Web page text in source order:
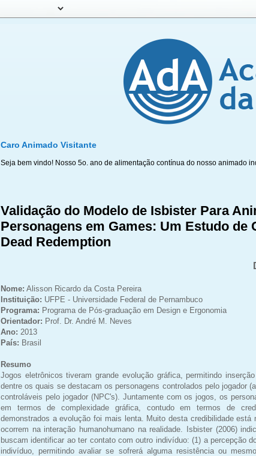
Caro Animado Visitante
Seja bem vindo! Nosso 5o. ano de alimentação contínua do nosso animado
Validação do Modelo de Isbister Para
Personagens em Games: Um Estudo de
Dead Redemption
Nome: Alisson Ricardo da Costa Pereira
Instituição: UFPE - Universidade Federal de Pernambuco
Programa: Programa de Pós-graduação em Design e Ergonomia
Orientador: Prof. Dr. André M. Neves
Ano: 2013
País: Brasil
Resumo
Jogos eletrônicos tiveram grande evolução gráfica, permitindo
dentre os quais se destacam os personagens controlados pelo jogador
controláveis pelo jogador (NPC's). Juntamente com os jogos, os
em termos de complexidade gráfica, contudo em termos de
demonstrados a evolução foi mais lenta. Muito desta credibilidade
ocorrem na interação humanohumano na realidade. Isbister (2006)
buscam identificar ao ter contato com outro indivíduo: (1) a percepção
indivíduo, permitindo avaliar se sofrerá alguma resistência ou